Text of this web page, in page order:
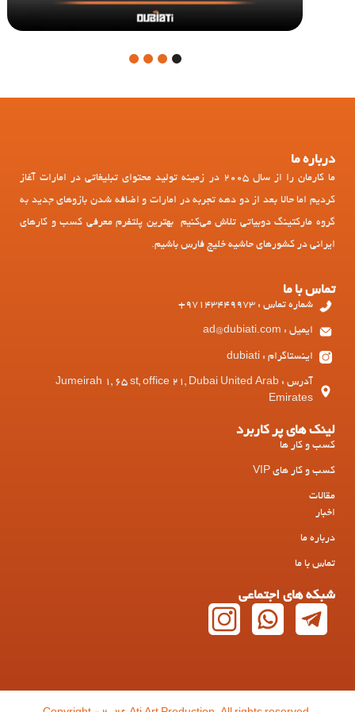
1
درباره ما
ما کارمان را از سال 2005 در زمینه تولید محتوای تبلیغاتی در امارات آغاز
کردیم اما حالا بعد از دو دهه تجربه در امارات و اضافه شدن بازوهای جدید به
گروه مارکتینگ دوبیاتی تلاش می‌کنیم بهترین پلتفرم معرفی کسب و کارهای
ایرانی در کشورهای حاشیه خلیج فارس باشیم.
تماس با ما
شماره تماس : 97143449973+
ایمیل : ad@dubiati.com
اینستاگرام : dubiati
آدرس : Jumeirah 1, 65 st, office 21, Dubai United Arab
Emirates
لینک های پر کاربرد
کسب و کار ها
کسب و کار های VIP
مقالات
اخبار
درباره ما
تماس با ما
شبکه های اجتماعی